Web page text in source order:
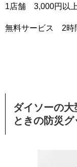
1店舗 3,000円以上
無料サービス 2時
ダイソーの
ときの防災グ